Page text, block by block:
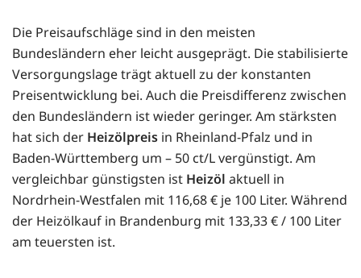
Die Preisaufschläge sind in den meisten
Bundesländern eher leicht ausgeprägt. Die stabilisierte
Versorgungslage trägt aktuell zu der konstanten
Preisentwicklung bei. Auch die Preisdifferenz zwischen
den Bundesländern ist wieder geringer. Am stärksten
hat sich der Heizölpreis in Rheinland-Pfalz und in
Baden-Württemberg um – 50 ct/L vergünstigt. Am
vergleichbar günstigsten ist Heizöl aktuell in
Nordrhein-Westfalen mit 116,68 € je 100 Liter. Während
der Heizölkauf in Brandenburg mit 133,33 € / 100 Liter
am teuersten ist.